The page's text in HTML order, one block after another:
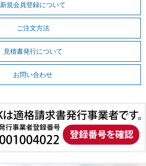
新規会員登録について
ご注文方法
見積書発行について
お問い合わせ